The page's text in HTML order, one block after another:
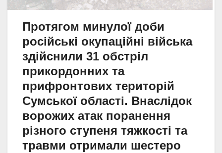
Протягом минулої доби
російські окупаційні війська
здійснили 31 обстріл
прикордонних та
прифронтових територій
Сумської області. Внаслідок
ворожих атак поранення
різного ступеня тяжкості та
травми отримали шестеро